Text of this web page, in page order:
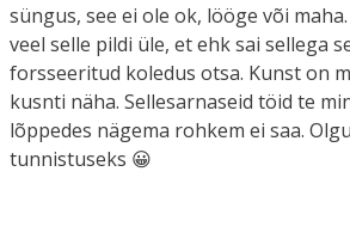
süngus, see ei ole ok, lööge või
veel selle pildi üle, et ehk sai sellega
forsseeritud koledus otsa. Kunst on
kusnti näha. Sellesarnaseid töid te
lõppedes nägema rohkem ei saa.
tunnistuseks 😀